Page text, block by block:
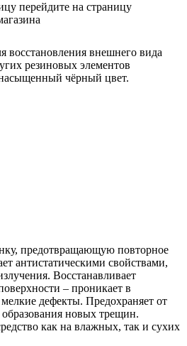
перейдите на страницу
восстановления внешнего вида
резиновых элементов
чёрный цвет.
предотвращающую повторное
антистатическими свойствами,
Восстанавливает
– проникает в
дефекты. Предохраняет от
новых трещин.
как на влажных, так и сухих